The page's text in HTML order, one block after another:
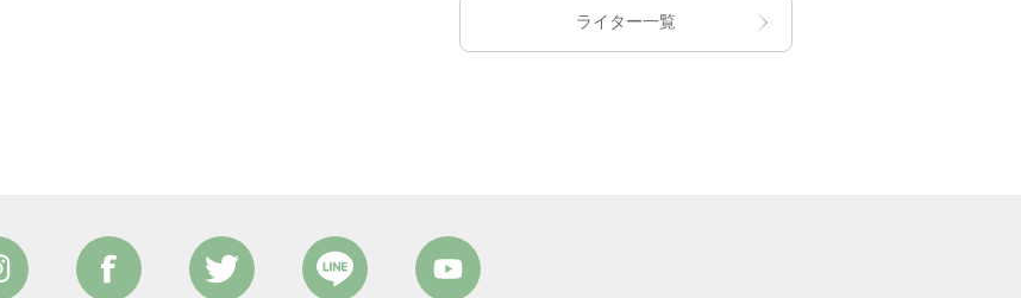
地元の方も旅行者も楽しめる投稿をお楽しみ
ライター一覧